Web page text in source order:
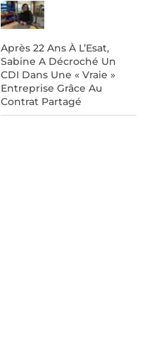
Après 22 Ans À L’Esat,
Sabine A Décroché Un
CDI Dans Une « Vraie »
Entreprise Grâce Au
Contrat Partagé